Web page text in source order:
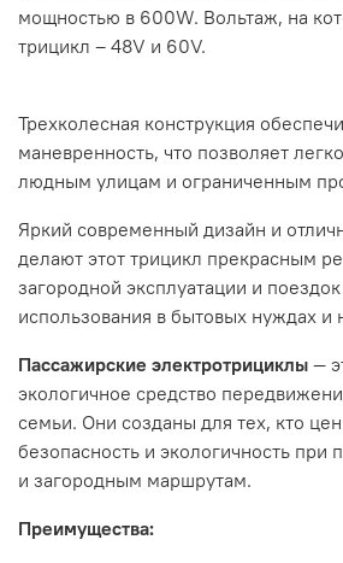
мощностью в 600W. Вольтаж, на
трицикл – 48V и 60V.
Трехколесная конструкция
маневренность, что позволяет
людным улицам и ограниченным
Яркий современный дизайн и
делают этот трицикл прекрасным
загородной эксплуатации и
использования в бытовых нуждах и
Пассажирские электротрициклы —
экологичное средство
семьи. Они созданы для тех, кто
безопасность и экологичность при
и загородным маршрутам.
Преимущества: